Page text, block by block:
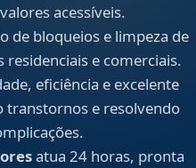
acessíveis.
de bloqueios e limpeza de
e comerciais.
eficiência e excelente
transtornos e resolvendo
atua 24 horas, pronta